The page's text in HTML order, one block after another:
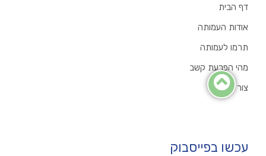
דף הבית
אודות העמותה
תרמו לעמותה
מהי הפרעת קשב
צור קשר
עכשו בפייסבוק